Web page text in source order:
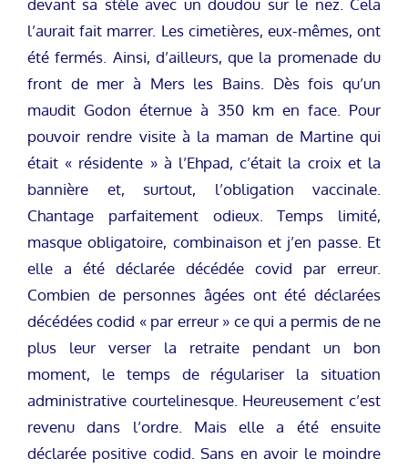
devant sa stèle avec un doudou sur le nez. Cela
l’aurait fait marrer. Les cimetières, eux-mêmes, ont
été fermés. Ainsi, d’ailleurs, que la promenade du
front de mer à Mers les Bains. Dès fois qu’un
maudit Godon éternue à 350 km en face. Pour
pouvoir rendre visite à la maman de Martine qui
était « résidente » à l’Ehpad, c’était la croix et la
bannière et, surtout, l’obligation vaccinale.
Chantage parfaitement odieux. Temps limité,
masque obligatoire, combinaison et j’en passe. Et
elle a été déclarée décédée covid par erreur.
Combien de personnes âgées ont été déclarées
décédées codid « par erreur » ce qui a permis de ne
plus leur verser la retraite pendant un bon
moment, le temps de régulariser la situation
administrative courtelinesque. Heureusement c’est
revenu dans l’ordre. Mais elle a été ensuite
déclarée positive codid. Sans en avoir le moindre